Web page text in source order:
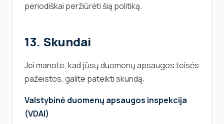
periodiškai peržiūrėti šią politiką.
13. Skundai
Jei manote, kad jūsų duomenų apsaugos teisės
pažeistos, galite pateikti skundą:
Valstybinė duomenų apsaugos inspekcija
(VDAI)